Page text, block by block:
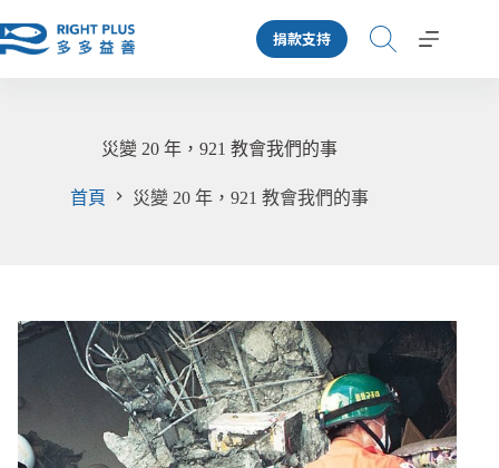
至
捐款支持
災變 20 年，921 教會我們的事
首頁 災變 20 年，921 教會我們的事